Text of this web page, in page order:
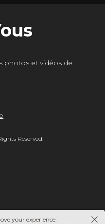
photos et vidéos de
Reserved.
your experience.